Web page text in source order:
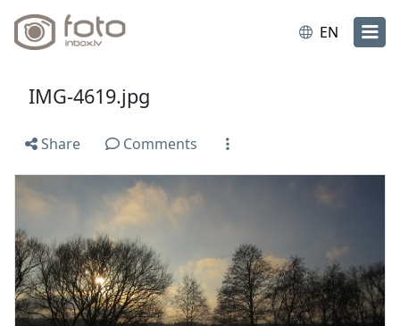
EN
IMG-4619.jpg
Share Comments